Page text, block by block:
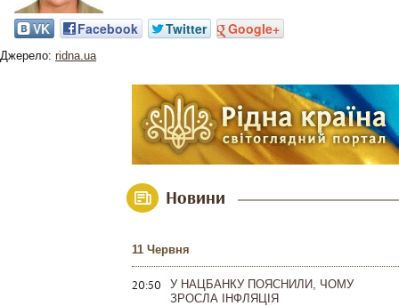
VK Facebook Twitter Google+
Джерело: ridna.ua
Новини
11 Червня
20:50
У НАЦБАНКУ ПОЯСНИЛИ, ЧОМУ
ЗРОСЛА ІНФЛЯЦІЯ